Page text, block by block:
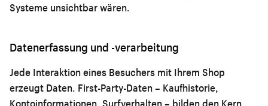
Systeme unsichtbar wären.
Datenerfassung und -verarbeitung
Jede Interaktion eines Besuchers mit Ihrem Shop
erzeugt Daten. First-Party-Daten – Kaufhistorie,
Kontoinformationen, Surfverhalten – bilden den Kern.